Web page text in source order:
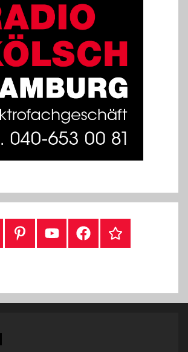
PinterestYouTubeFacebookTikTok